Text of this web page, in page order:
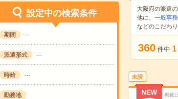
設定中の検索条件
期間 ---
派遣形式 ---
時給 ---
勤務地
大阪府の派遣
他に、 一般事務
などのこだわ
360 件中 1
未読
NEW 掲載日